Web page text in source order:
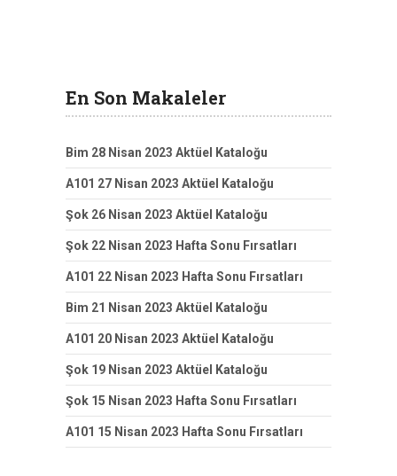
En Son Makaleler
Bim 28 Nisan 2023 Aktüel Kataloğu
A101 27 Nisan 2023 Aktüel Kataloğu
Şok 26 Nisan 2023 Aktüel Kataloğu
Şok 22 Nisan 2023 Hafta Sonu Fırsatları
A101 22 Nisan 2023 Hafta Sonu Fırsatları
Bim 21 Nisan 2023 Aktüel Kataloğu
A101 20 Nisan 2023 Aktüel Kataloğu
Şok 19 Nisan 2023 Aktüel Kataloğu
Şok 15 Nisan 2023 Hafta Sonu Fırsatları
A101 15 Nisan 2023 Hafta Sonu Fırsatları